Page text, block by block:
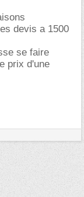
devis a 1500
se faire
prix d'une